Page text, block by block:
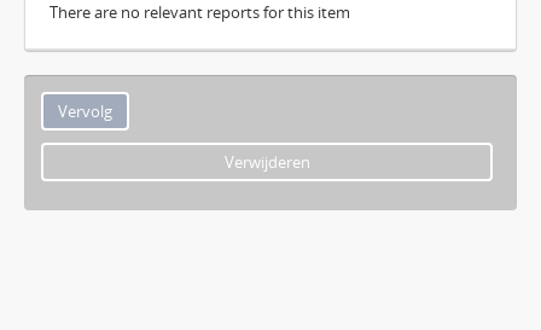
There are no relevant reports for this item
Verwijderen